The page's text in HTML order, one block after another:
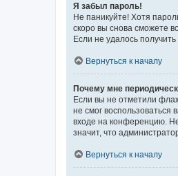
Я забыл пароль!
Не паникуйте! Хотя
скоро вы снова сможете
Если не удалось
Вернуться к началу
Почему мне
Если вы не отметили
не смог
входе на конференцию.
значит, что
Вернуться к началу